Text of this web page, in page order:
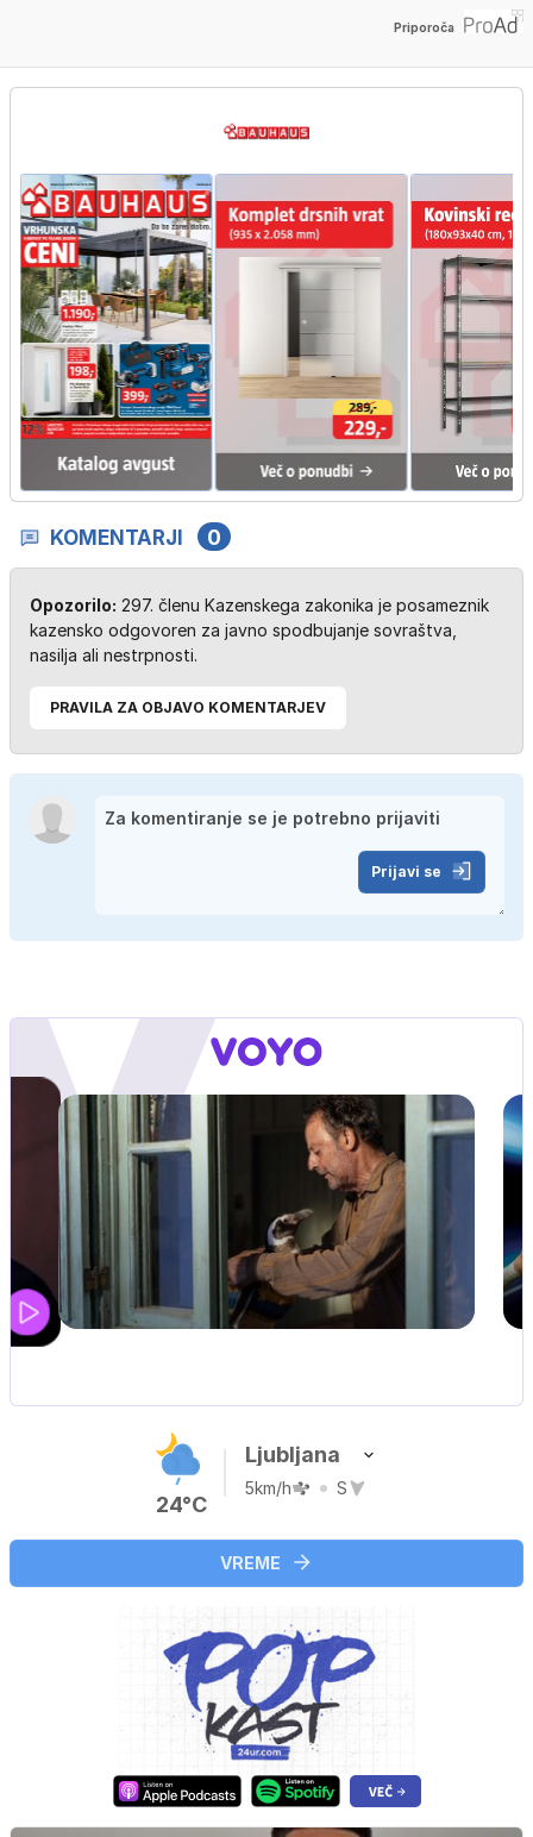
Priporoča
KOMENTARJI 0
Opozorilo: 297. členu Kazenskega zakonika je posameznik
kazensko odgovoren za javno spodbujanje sovraštva,
nasilja ali nestrpnosti.
PRAVILA ZA OBJAVO KOMENTARJEV
Prijavi se
UEFA SUPERPOKAL
24°C
Ljubljana
5km/h S
VREME